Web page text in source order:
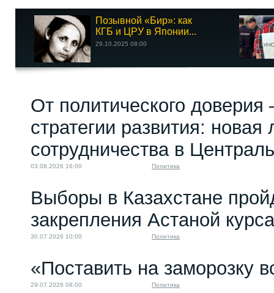
Позывной «Бир»: как
КГБ и ЦРУ в Японии...
29.10.2025 08:00
От политического
стратегии развития: новая
сотрудничества в
03.08.2026 16:00 Политика
Выборы в Казахстане
закрепления Астаной
30.07.2026 10:00 Политика
«Поставить на заморозку
29.07.2026 08:00 Политика